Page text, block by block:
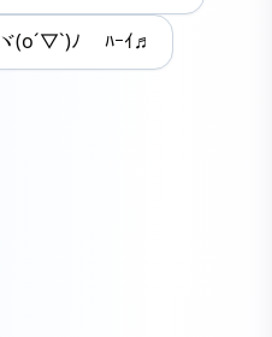
ヾ(o´▽`)ﾉ ﾊｰｲ♬